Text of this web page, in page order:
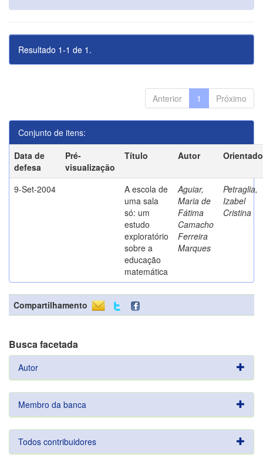
Resultado 1-1 de 1.
Anterior 1 Próximo
Conjunto de itens:
Data de
defesa
Pré-
visualização
Título Autor
9-Set-2004
A escola de
uma sala
só: um
estudo
exploratório
sobre a
educação
matemática
Aguiar,
Maria de
Fátima
Camacho
Ferreira
Marques
Petraglia,
Izabel
Cristina
Compartilhamento
Busca facetada
Autor
Membro da banca
Todos contribuidores